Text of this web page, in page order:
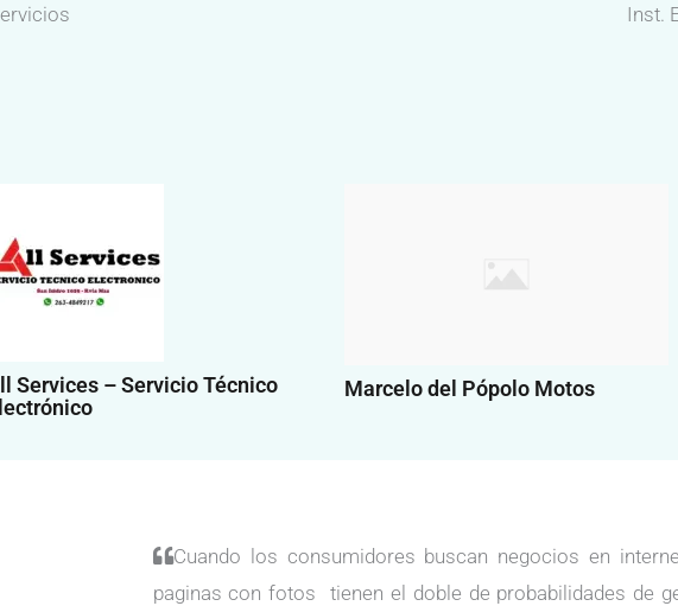
Inst.
Services – Servicio Técnico
Marcelo del Pópolo Motos
Cuando los consumidores buscan negocios en
paginas con fotos tienen el doble de probabilidades de